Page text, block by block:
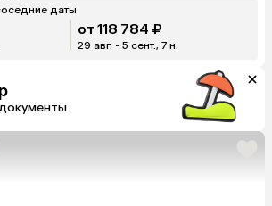
даты
от 118 784 ₽
29 авг. - 5 сент., 7 н.